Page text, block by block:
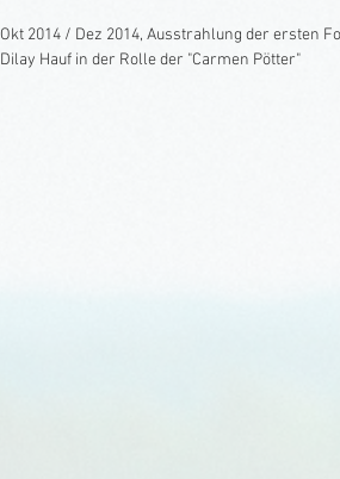
Okt 2014 / Dez 2014, Ausstrahlung der ersten
Dilay Hauf in der Rolle der "Carmen Pötter"